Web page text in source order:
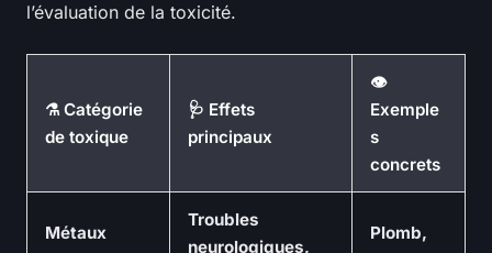
l’évaluation de la toxicité.
⚗️ Catégorie
de toxique
🩺 Effets
principaux
👁️
Exemple
s
concrets
Métaux
Troubles
neurologiques,
Plomb,